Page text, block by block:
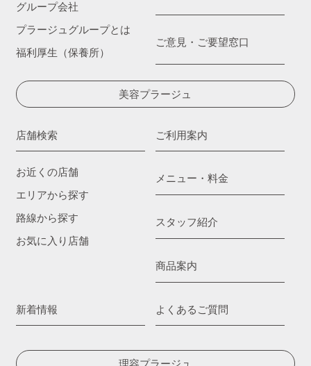
グループ会社
プラージュグループとは
福利厚生（保養所）
ご意見・ご要望窓口
美容プラージュ
店舗検索
お近くの店舗
エリアから探す
路線から探す
お気に入り店舗
ご利用案内
メニュー・料金
スタッフ紹介
商品案内
新着情報 よくあるご質問